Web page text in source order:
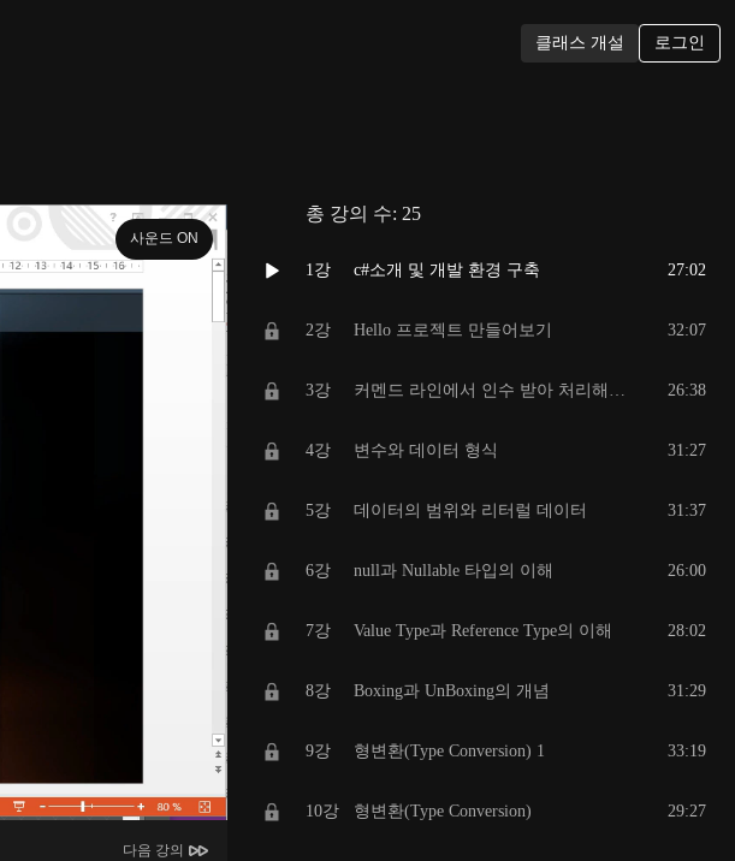
클래스 개설 로그인
사운드 ON
다음 강의
총 강의 수: 25
1강 c#소개 및 개발 환경 구축 27:02
2강 Hello 프로젝트 만들어보기 32:07
3강 커멘드 라인에서 인수 받아 처리해보기 26:38
4강 변수와 데이터 형식 31:27
5강 데이터의 범위와 리터럴 데이터 31:37
6강 null과 Nullable 타입의 이해 26:00
7강 Value Type과 Reference Type의 이해 28:02
8강 Boxing과 UnBoxing의 개념 31:29
9강 형변환(Type Conversion) 1 33:19
10강 형변환(Type Conversion) 29:27